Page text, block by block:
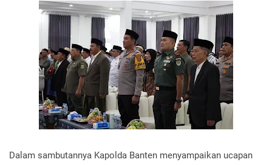
Dalam sambutannya Kapolda Banten menyampaikan ucapan